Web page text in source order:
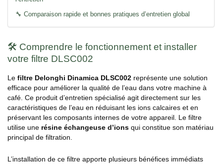
🔧 Comparaison rapide et bonnes pratiques d’entretien global
🛠️ Comprendre le fonctionnement et installer
votre filtre DLSC002
Le filtre Delonghi Dinamica DLSC002 représente une solution
efficace pour améliorer la qualité de l’eau dans votre machine à
café. Ce produit d’entretien spécialisé agit directement sur les
caractéristiques de l’eau en réduisant les ions calcaires et en
préservant les composants internes de votre appareil. Le filtre
utilise une résine échangeuse d’ions qui constitue son matériau
principal de filtration.
L’installation de ce filtre apporte plusieurs bénéfices immédiats